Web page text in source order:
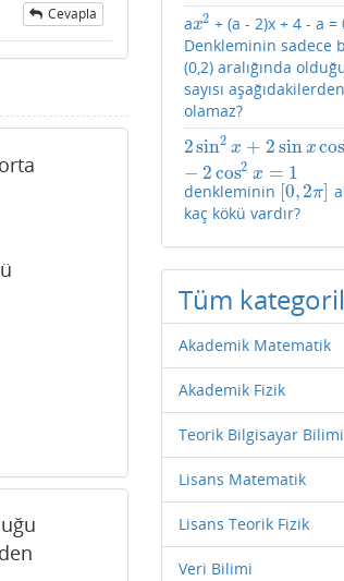
Cevapla
ax2
x2 + (a - 2)x + 4 - a =
Denkleminin sadece
(0,2) aralığında
sayısı
olamaz?
2sin2 x + 2sin x cos
− 2 cos2 x = 1
2sin2x +2sinx cosx−2
denkleminin [0,2π]
0,2π]
kaç kökü vardır?
Tüm
Akademik Matematik
Akademik Fizik
Teorik Bilgisayar Bilimi
Lisans Matematik
Lisans Teorik Fizik
Veri Bilimi